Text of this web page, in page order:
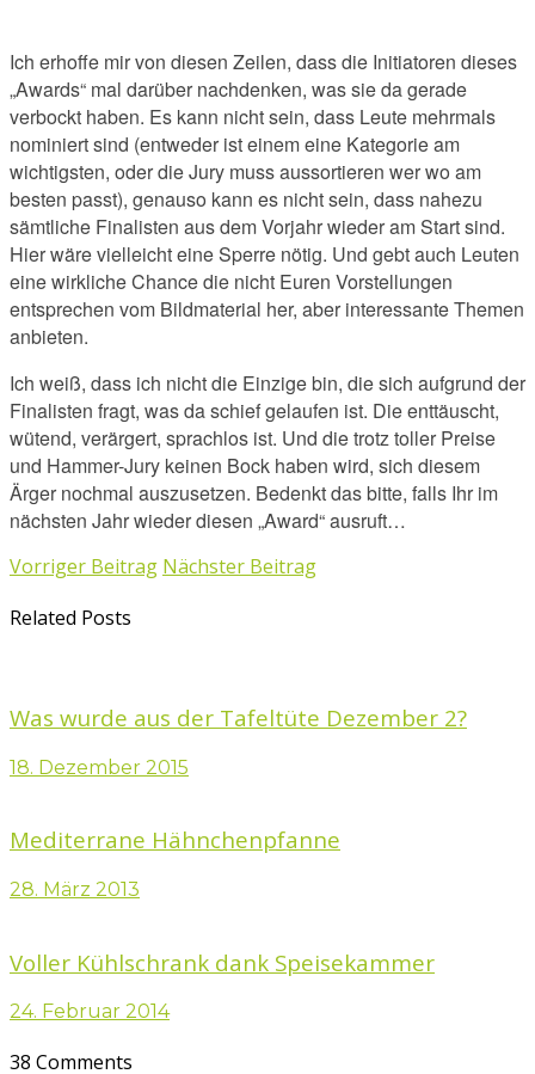
Ich erhoffe mir von diesen Zeilen, dass die Initiatoren dieses
„Awards“ mal darüber nachdenken, was sie da gerade
verbockt haben. Es kann nicht sein, dass Leute mehrmals
nominiert sind (entweder ist einem eine Kategorie am
wichtigsten, oder die Jury muss aussortieren wer wo am
besten passt), genauso kann es nicht sein, dass nahezu
sämtliche Finalisten aus dem Vorjahr wieder am Start sind.
Hier wäre vielleicht eine Sperre nötig. Und gebt auch Leuten
eine wirkliche Chance die nicht Euren Vorstellungen
entsprechen vom Bildmaterial her, aber interessante Themen
anbieten.
Ich weiß, dass ich nicht die Einzige bin, die sich aufgrund der
Finalisten fragt, was da schief gelaufen ist. Die enttäuscht,
wütend, verärgert, sprachlos ist. Und die trotz toller Preise
und Hammer-Jury keinen Bock haben wird, sich diesem
Ärger nochmal auszusetzen. Bedenkt das bitte, falls Ihr im
nächsten Jahr wieder diesen „Award“ ausruft…
Vorriger Beitrag Nächster Beitrag
Related Posts
Was wurde aus der Tafeltüte Dezember 2?
18. Dezember 2015
Mediterrane Hähnchenpfanne
28. März 2013
Voller Kühlschrank dank Speisekammer
24. Februar 2014
38 Comments